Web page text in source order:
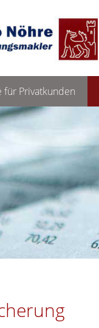
für Privatkunden